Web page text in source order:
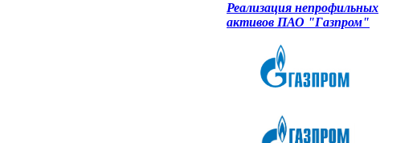
Реализация непрофильных
активов ПАО "Газпром"